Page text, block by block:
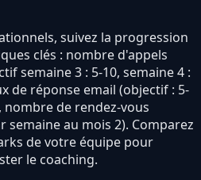
suivez la progression
clés : nombre d'appels
semaine 3 : 5-10, semaine 4 :
de réponse email (objectif : 5-
nombre de rendez-vous
semaine au mois 2). Comparez
de votre équipe pour
le coaching.